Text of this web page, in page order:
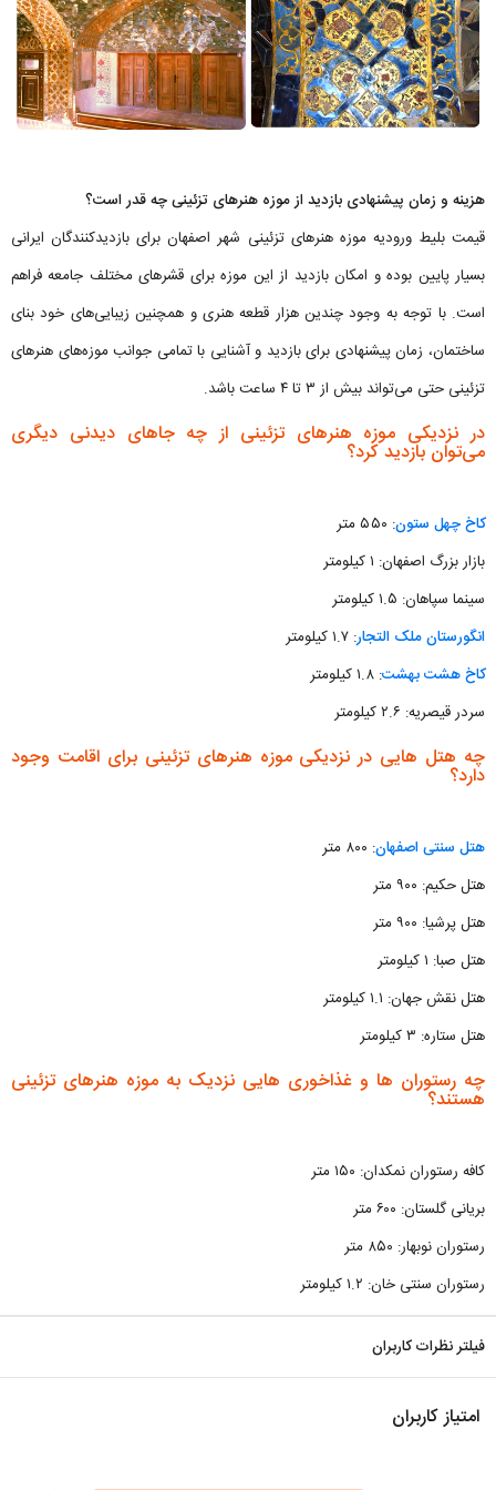
هزینه و زمان پیشنهادی بازدید از موزه هنرهای تزئینی چه قدر است؟
قیمت بلیط ورودیه موزه هنرهای تزئینی شهر اصفهان برای بازدیدکنندگان ایرانی
بسیار پایین بوده و امکان بازدید از این موزه برای قشرهای مختلف جامعه فراهم
است. با توجه به وجود چندین هزار قطعه هنری و همچنین زیبایی‌های خود بنای
ساختمان، زمان پیشنهادی برای بازدید و آشنایی با تمامی جوانب موزه‌های هنرهای
تزئینی حتی می‌تواند بیش از ۳ تا ۴ ساعت باشد.
در نزدیکی موزه هنرهای تزئینی از چه جاهای دیدنی دیگری
می‌توان بازدید کرد؟
کاخ چهل ستون: ۵۵۰ متر
بازار بزرگ اصفهان: ۱ کیلومتر
سینما سپاهان: ۱.۵ کیلومتر
انگورستان ملک التجار: ۱.۷ کیلومتر
کاخ هشت بهشت: ۱.۸ کیلومتر
سردر قیصریه: ۲.۶ کیلومتر
چه هتل هایی در نزدیکی موزه هنرهای تزئینی برای اقامت وجود
دارد؟
هتل سنتی اصفهان: ۸۰۰ متر
هتل حکیم: ۹۰۰ متر
هتل پرشیا: ۹۰۰ متر
هتل صبا: ۱ کیلومتر
هتل نقش جهان: ۱.۱ کیلومتر
هتل ستاره: ۳ کیلومتر
چه رستوران ها و غذاخوری هایی نزدیک به موزه هنرهای تزئینی
هستند؟
کافه رستوران نمکدان: ۱۵۰ متر
بریانی گلستان: ۶۰۰ متر
رستوران نوبهار: ۸۵۰ متر
رستوران سنتی خان: ۱.۲ کیلومتر
فیلتر نظرات کاربران
امتیاز کاربران